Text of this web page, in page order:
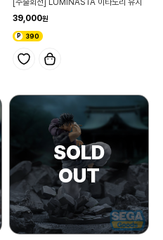
39,000
390